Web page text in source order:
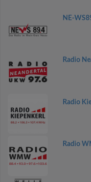
NE-
Radio
Radio
Radio